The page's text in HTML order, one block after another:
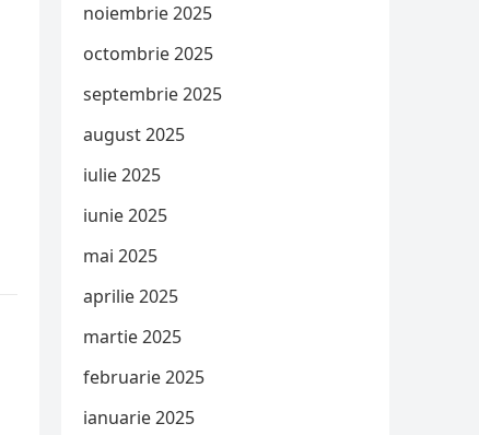
noiembrie 2025
octombrie 2025
septembrie 2025
august 2025
iulie 2025
iunie 2025
mai 2025
aprilie 2025
martie 2025
februarie 2025
ianuarie 2025